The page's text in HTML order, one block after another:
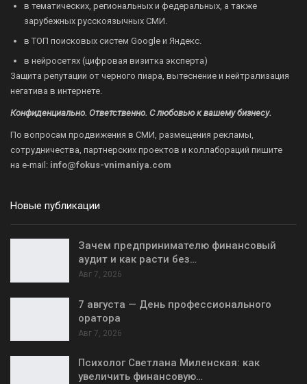
в тематических, региональных и федеральных, а также
зарубежных русскоязычных СМИ.
в ТОП поисковых систем Google и Яндекс.
в нейросетях (цифровая визитка эксперта)
Защита репутации от черного пиара, вытеснение и нейтрализация
негатива в интернете.
Конфиденциально. Ответственно. С любовью к вашему бизнесу.
По вопросам продвижения в СМИ, размещения рекламы,
сотрудничества, партнерских проектов и коллабораций пишите
на e-mail: info@fokus-vnimaniya.com
Новые публикации
Зачем предпринимателю финансовый
аудит и как расти без…
Авг 7, 2026
7 августа — День профессионального
оратора
Авг 7, 2026
Психолог Светлана Миленская: как
увеличить финансовую…